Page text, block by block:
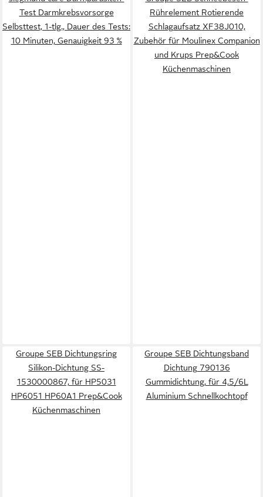
Test Darmkrebsvorsorge
Selbsttest, 1-tlg., Dauer des Tests:
10 Minuten, Genauigkeit 93 %
Rührelement Rotierende
Schlagaufsatz XF38J010,
Zubehör für Moulinex Companion
und Krups Prep&Cook
Küchenmaschinen
Groupe SEB Dichtungsring
Silikon-Dichtung SS-
1530000867, für HP5031
HP6051 HP60A1 Prep&Cook
Küchenmaschinen
Groupe SEB Dichtungsband
Dichtung 790136
Gummidichtung, für 4,5/6L
Aluminium Schnellkochtopf